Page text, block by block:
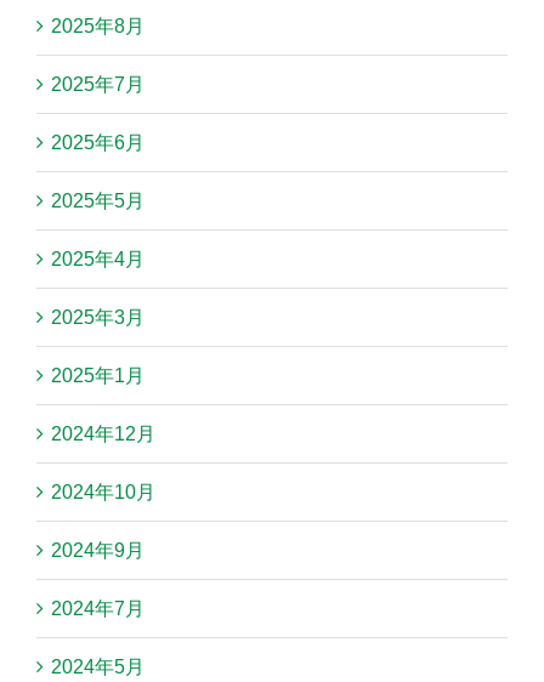
2025年8月
2025年7月
2025年6月
2025年5月
2025年4月
2025年3月
2025年1月
2024年12月
2024年10月
2024年9月
2024年7月
2024年5月